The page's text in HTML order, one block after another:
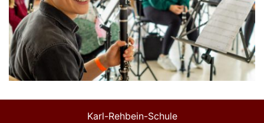
Karl-Rehbein-Schule